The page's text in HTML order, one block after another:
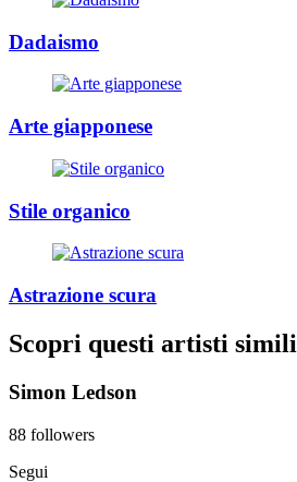
Dadaismo
Arte giapponese
Stile organico
Astrazione scura
Scopri questi artisti simili
Simon Ledson
88 followers
Segui